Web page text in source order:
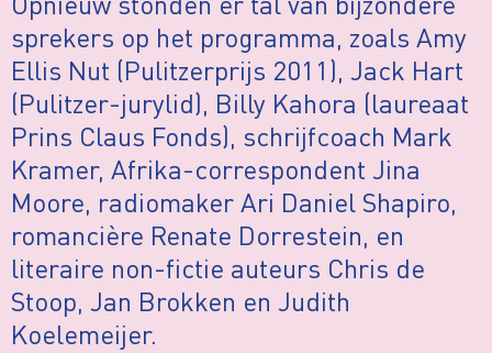
sprekers op het programma, zoals Amy
Ellis Nut (Pulitzerprijs 2011), Jack Hart
(Pulitzer-jurylid), Billy Kahora (laureaat
Prins Claus Fonds), schrijfcoach Mark
Kramer, Afrika-correspondent Jina
Moore, radiomaker Ari Daniel Shapiro,
romancière Renate Dorrestein, en
literaire non-fictie auteurs Chris de
Stoop, Jan Brokken en Judith
Koelemeijer.